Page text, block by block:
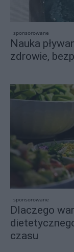
sponsorowane
Nauka
zdrowie,
sponsorowane
Dlaczego
czasu